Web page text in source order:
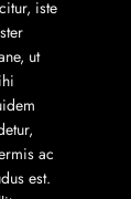
iste
ut
ac
est.